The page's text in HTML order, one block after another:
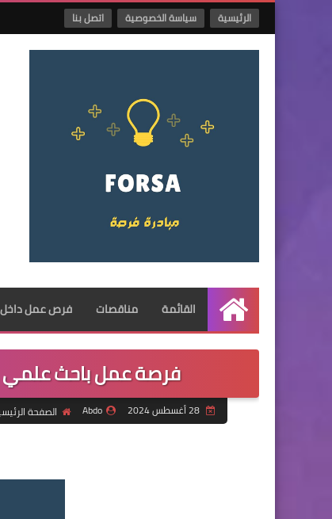
الرئيسية سياسة الخصوصية اتصل بنا
الرئيسية
القائمة مناقصات فرص عمل داخل
فرصة عمل باحث علمي
28 أغسطس 2024 Abdo الصفحة